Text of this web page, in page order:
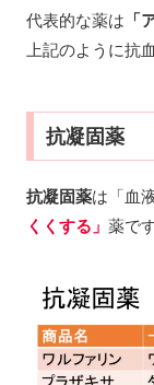
代表的な薬は 「
上記のように抗
抗凝固薬
抗凝固薬は「血
くくする」 薬です